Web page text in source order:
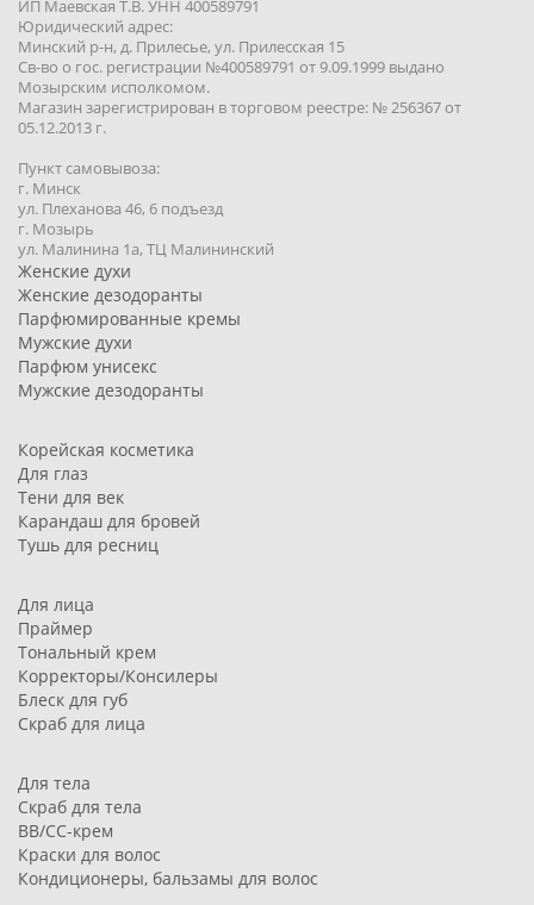
ИП Маевская Т.В. УНН 400589791
Юридический адрес:
Минский р-н, д. Прилесье, ул. Прилесская 15
Св-во о гос. регистрации №400589791 от 9.09.1999 выдано
Мозырским исполкомом.
Магазин зарегистрирован в торговом реестре: № 256367 от
05.12.2013 г.
Пункт самовывоза:
г. Минск
ул. Плеханова 46, 6 подъезд
г. Мозырь
ул. Малинина 1a, ТЦ Малининский
Женские духи
Женские дезодоранты
Парфюмированные кремы
Мужские духи
Парфюм унисекс
Мужские дезодоранты
Корейская косметика
Для глаз
Тени для век
Карандаш для бровей
Тушь для ресниц
Для лица
Праймер
Тональный крем
Корректоры/Консилеры
Блеск для губ
Скраб для лица
Для тела
Скраб для тела
BB/CC-крем
Краски для волос
Кондиционеры, бальзамы для волос